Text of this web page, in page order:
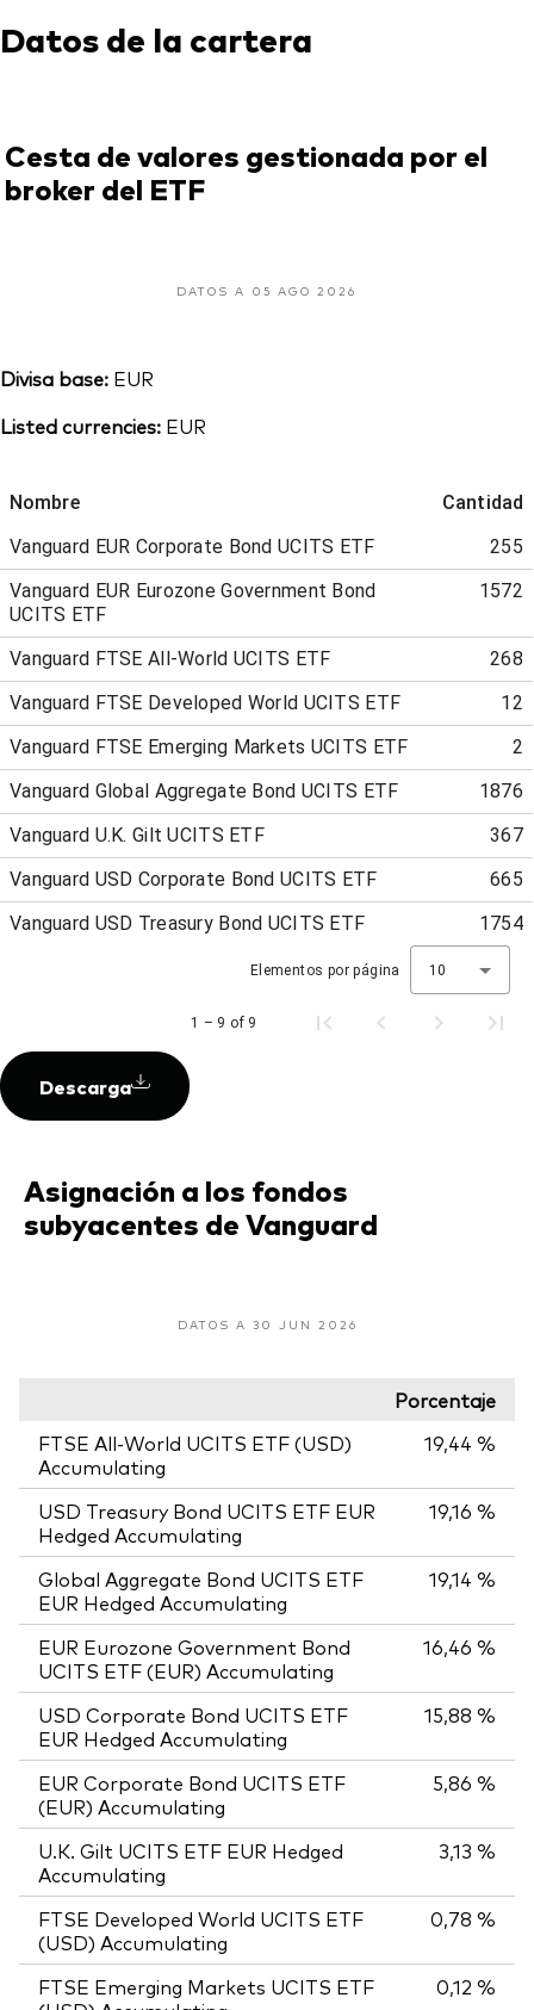
Datos de la cartera
Cesta de valores gestionada por el
broker del ETF
DATOS A 05 AGO 2026
Divisa base: EUR
Listed currencies: EUR
Nombre
Cantidad
Vanguard EUR Corporate Bond UCITS ETF
255
Vanguard EUR Eurozone Government Bond
UCITS ETF
1572
Vanguard FTSE All-World UCITS ETF
268
Vanguard FTSE Developed World UCITS ETF
12
Vanguard FTSE Emerging Markets UCITS ETF
2
Vanguard Global Aggregate Bond UCITS ETF
1876
Vanguard U.K. Gilt UCITS ETF
367
Vanguard USD Corporate Bond UCITS ETF
665
Vanguard USD Treasury Bond UCITS ETF
1754
Elementos por página 10
1 – 9 of 9
Descarga
Asignación a los fondos
subyacentes de Vanguard
DATOS A 30 JUN 2026
Porcentaje
FTSE All-World UCITS ETF (USD)
Accumulating
19,44 %
USD Treasury Bond UCITS ETF EUR
Hedged Accumulating
19,16 %
Global Aggregate Bond UCITS ETF
EUR Hedged Accumulating
19,14 %
EUR Eurozone Government Bond
UCITS ETF (EUR) Accumulating
16,46 %
USD Corporate Bond UCITS ETF
EUR Hedged Accumulating
15,88 %
EUR Corporate Bond UCITS ETF
(EUR) Accumulating
5,86 %
U.K. Gilt UCITS ETF EUR Hedged
Accumulating
3,13 %
FTSE Developed World UCITS ETF
(USD) Accumulating
0,78 %
FTSE Emerging Markets UCITS ETF
0,12 %